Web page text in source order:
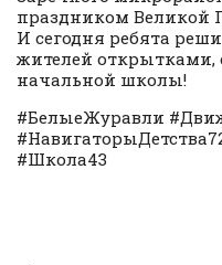
праздником Великой
И сегодня ребята
жителей открытками,
начальной школы!
#БелыеЖуравли
#Школа43